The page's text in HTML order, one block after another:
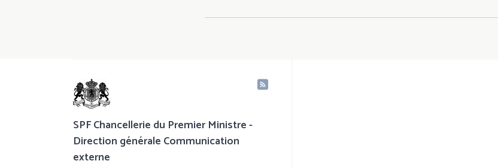
SPF Chancellerie du Premier Ministre -
Direction générale Communication
externe